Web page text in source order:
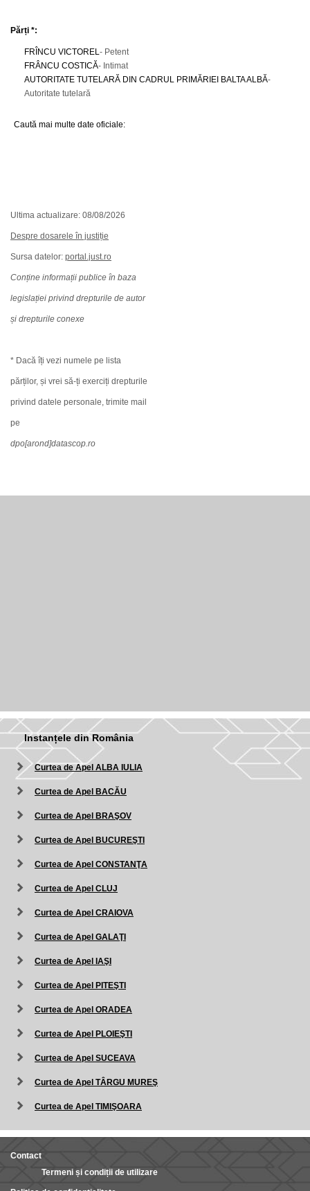
Părți *:
FRÎNCU VICTOREL- Petent
FRÂNCU COSTICĂ- Intimat
AUTORITATE TUTELARĂ DIN CADRUL PRIMĂRIEI BALTA ALBĂ-
Autoritate tutelară
Caută mai multe date oficiale:
Ultima actualizare: 08/08/2026
Despre dosarele în justiție
Sursa datelor: portal.just.ro
Conține informații publice în baza
legislației privind drepturile de autor
și drepturile conexe
* Dacă îți vezi numele pe lista
părților, și vrei să-ți exerciți drepturile
privind datele personale, trimite mail
pe
dpo[arond]datascop.ro
Instanțele din România
Curtea de Apel ALBA IULIA
Curtea de Apel BACĂU
Curtea de Apel BRAŞOV
Curtea de Apel BUCUREŞTI
Curtea de Apel CONSTANŢA
Curtea de Apel CLUJ
Curtea de Apel CRAIOVA
Curtea de Apel GALAŢI
Curtea de Apel IAŞI
Curtea de Apel PITEŞTI
Curtea de Apel ORADEA
Curtea de Apel PLOIEŞTI
Curtea de Apel SUCEAVA
Curtea de Apel TÂRGU MUREŞ
Curtea de Apel TIMIŞOARA
Contact
Termeni și condiții de utilizare